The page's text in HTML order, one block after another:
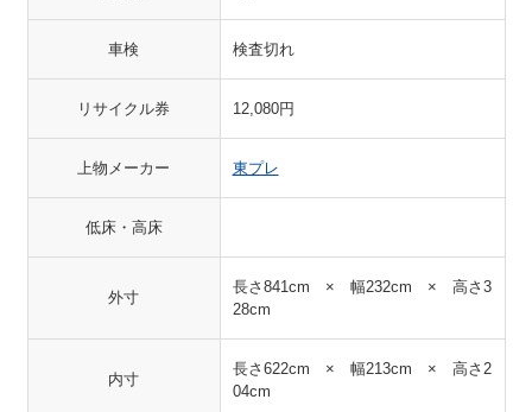
車検 検査切れ
リサイクル券 12,080円
上物メーカー 東プレ
低床・高床
外寸
長さ841cm × 幅232cm × 高さ3
28cm
内寸
長さ622cm × 幅213cm × 高さ2
04cm